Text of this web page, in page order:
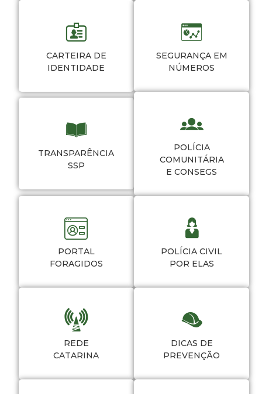
CARTEIRA DE
IDENTIDADE
SEGURANÇA EM
NÚMEROS
TRANSPARÊNCIA
SSP
POLÍCIA
COMUNITÁRIA
E CONSEGS
PORTAL
FORAGIDOS
POLÍCIA CIVIL
POR ELAS
REDE
CATARINA
DICAS DE
PREVENÇÃO